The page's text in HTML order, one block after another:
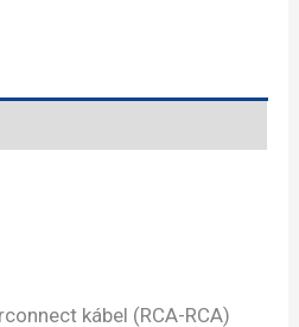
kábel (RCA-RCA)